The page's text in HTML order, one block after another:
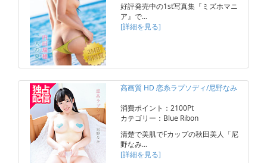
好評発売中の1st写真集『ミズホマニ
ア』で…
[詳細を見る]
高画質 HD 恋糸ラプソディ/尼野なみ
消費ポイント：2100Pt
カテゴリー：Blue Ribon
清楚で美肌でFカップの秋田美人「尼
野なみ…
[詳細を見る]